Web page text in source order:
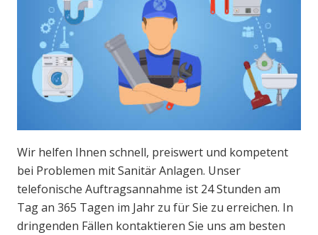
Wir helfen Ihnen schnell, preiswert und kompetent
bei Problemen mit Sanitär Anlagen. Unser
telefonische Auftragsannahme ist 24 Stunden am
Tag an 365 Tagen im Jahr zu für Sie zu erreichen. In
dringenden Fällen kontaktieren Sie uns am besten